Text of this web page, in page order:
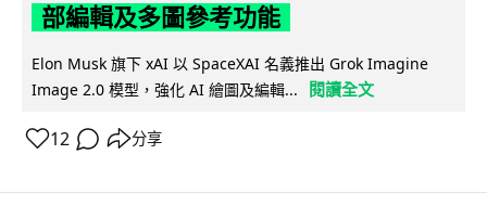
部編輯及多圖參考功能
Elon Musk 旗下 xAI 以 SpaceXAI 名義推出 Grok Imagine
Image 2.0 模型，強化 AI 繪圖及編輯...
閱讀全文
12 分享